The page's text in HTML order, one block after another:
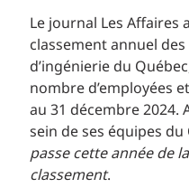
Le journal Les Affaires
classement annuel
d’ingénierie du
nombre d’employées
au 31 décembre 2024.
sein de ses équipes
passe cette année de
classement.